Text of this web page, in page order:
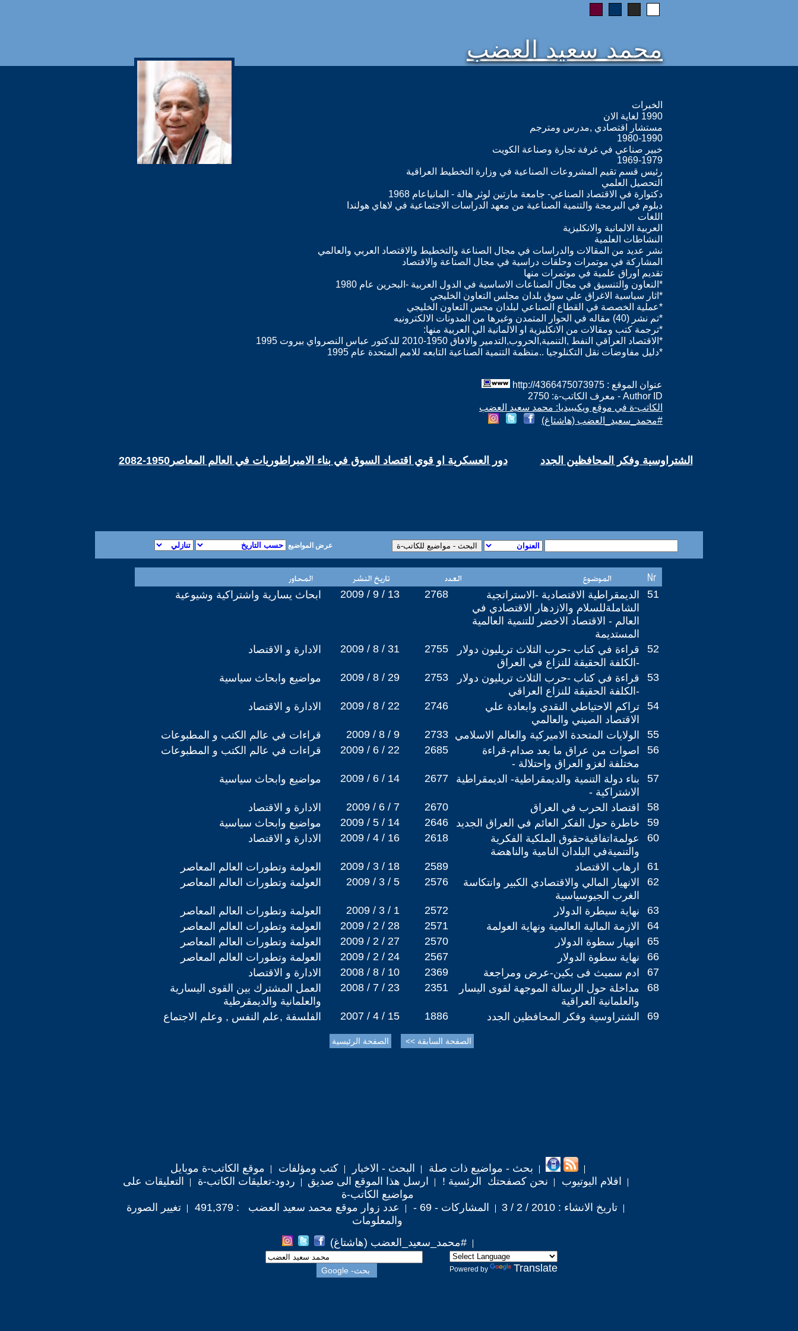
محمد سعيد العضب
الخبرات
1990 لغاية الان
مستشار اقتصادي ,مدرس ومترجم
1980-1990
خبير صناعي في غرفة تجارة وصناعة الكويت
1969-1979
رئيس قسم تقيم المشروعات الصناعية في وزارة التخطيط العراقية
التحصيل العلمي
دكتوارة في الاقتصاد الصناعي- جامعة مارتين لوثر هالة - المانياعام 1968
دبلوم في البرمجة والتنمية الصناعية من معهد الدراسات الاجتماعية في لاهاي هولندا
اللغات
العربية الالمانية والانكليزية
النشاطات العلمية
نشر عديد من المقالات والدراسات في مجال الصناعة والتخطيط والاقتصاد العربي والعالمي
المشاركة في موتمرات وحلقات دراسية في مجال الصناعة والاقتصاد
تقديم اوراق علمية في موتمرات منها
*النعاون والتنسيق في مجال الصناعات الاساسية في الدول العربية -البحرين عام 1980
*اثار سياسية الاغراق علي سوق بلدان مجلس التعاون الخليجي
*عملية الخصصة في القطاع الصناعي لبلدان مجس التعاون الخليجي
*تم نشر (40) مقاله في الحوار المتمدن وغيرها من المدونات الالكترونيه
*ترجمة كتب ومقالات من الانكليزية او الالمانية الي العربية منها:
*الاقتصاد العراقي النفط ,التنمية,الحروب,التدمير والافاق 1950-2010 للدكتور عباس النصرواي بيروت 1995
*دليل مفاوضات نقل التكنلوجيا ..منظمة التنمية الصناعية التابعه للامم المتحدة عام 1995
عنوان الموقع : http://4366475073975
Author ID - معرف الكاتب-ة: 2750
الكاتب-ة في موقع ويكيبيديا: محمد سعيد العضب
#محمد_سعيد_العضب (هاشتاغ)
دور العسكرية او قوي اقتصاد السوق في بناء الامبراطوريات في العالم المعاصر1950-2082 الشتراوسية وفكر المحافظين الجدد
عرض المواضيع
ابحاث يسارية واشتراكية وشيوعية 2009 / 9 / 13 2768
الديمقراطية الاقتصادية -الاستراتجية
الشاملةللسلام والازدهار الاقتصادي في
العالم - الاقتصاد الاخضر للتنمية العالمية
المستديمة
51
الادارة و الاقتصاد 2009 / 8 / 31 2755
قراءة في كتاب -حرب الثلاث تريليون دولار
-الكلفة الحقيقة للنزاع في العراق
52
مواضيع وابحاث سياسية 2009 / 8 / 29 2753
قراءة في كتاب -حرب الثلاث تريليون دولار
-الكلفة الحقيقة للنزاع العراقي
53
الادارة و الاقتصاد 2009 / 8 / 22 2746
تراكم الاحتياطي النقدي وابعادة علي
الاقتصاد الصيني والعالمي
54
قراءات في عالم الكتب و المطبوعات 2009 / 8 / 9 2733 الولايات المتحدة الاميركية والعالم الاسلامي
55
قراءات في عالم الكتب و المطبوعات
2009 / 6 / 22 2685
اصوات من عراق ما بعد صدام-قراءة
مختلفة لغزو العراق واحتلالة -
56
مواضيع وابحاث سياسية 2009 / 6 / 14 2677
بناء دولة التنمية والديمقراطية- الديمقراطية
الاشتراكية -
57
الادارة و الاقتصاد 2009 / 6 / 7 2670 اقتصاد الحرب في العراق
58
مواضيع وابحاث سياسية
2009 / 5 / 14 2646 خاطرة حول الفكر العائم في العراق الجديد
59
الادارة و الاقتصاد
2009 / 4 / 16 2618
عولمةاتفاقيةحقوق الملكية الفكرية
والتنميةفي البلدان النامية والناهضة
60
العولمة وتطورات العالم المعاصر 2009 / 3 / 18 2589 ارهاب الاقتصاد
61
العولمة وتطورات العالم المعاصر
2009 / 3 / 5 2576
الانهيار المالي والاقتصادي الكبير وانتكاسة
الغرب الجيوسياسية
62
العولمة وتطورات العالم المعاصر 2009 / 3 / 1 2572 نهاية سيطرة الدولار
63
العولمة وتطورات العالم المعاصر
2009 / 2 / 28 2571 الازمة المالية العالمية ونهاية العولمة
64
العولمة وتطورات العالم المعاصر
2009 / 2 / 27 2570 انهيار سطوة الدولار
65
العولمة وتطورات العالم المعاصر
2009 / 2 / 24 2567 نهاية سطوة الدولار
66
الادارة و الاقتصاد
2008 / 8 / 10 2369 ادم سميث فى بكين-عرض ومراجعة
67
العمل المشترك بين القوى اليسارية
والعلمانية والديمقرطية
2008 / 7 / 23 2351
مداخلة حول الرسالة الموجهة لقوى اليسار
والعلمانية العراقية
68
الفلسفة ,علم النفس , وعلم الاجتماع 2007 / 4 / 15 1886 الشتراوسية وفكر المحافظين الجدد 69
بحث - مواضيع ذات صلة البحث - الاخبار كتب ومؤلفات
موقع الكاتب-ة موبايل
افلام اليوتيوب
نحن كصفحتك الرئسية ! ارسل هذا الموقع الى صديق ردود-تعليقات الكاتب-ة
التعليقات على
مواضيع الكاتب-ة
تاريخ الانشاء : 2010 / 2 / 3
المشاركات - 69 - عدد زوار موقع محمد سعيد العضب : 491,379
تغيير الصورة
والمعلومات
#محمد_سعيد_العضب (هاشتاغ)
Powered by Translate